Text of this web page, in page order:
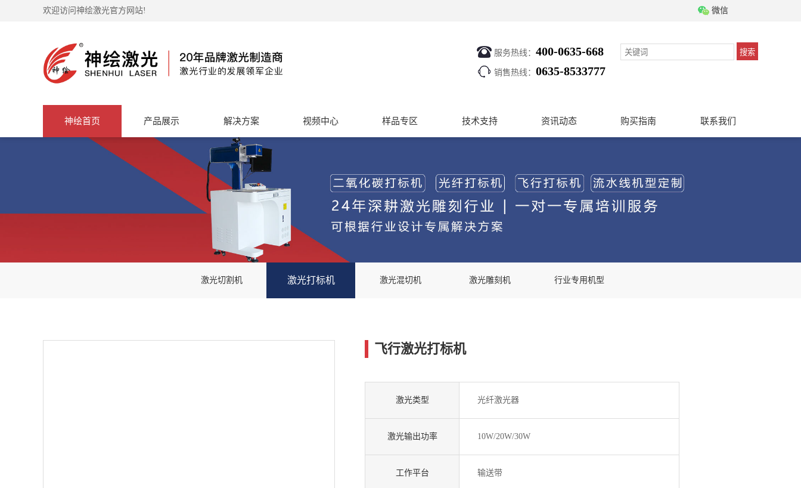
欢迎访问神绘激光官方网站! 微信
服务热线： 400-0635-668
销售热线： 0635-8533777
搜索
神绘首页 产品展示 解决方案 视频中心 样品专区 技术支持 资讯动态 购买指南 联系我们
激光切割机 激光打标机 激光混切机 激光雕刻机 行业专用机型
飞行激光打标机
激光类型 光纤激光器
激光输出功率 10W/20W/30W
工作平台 输送带